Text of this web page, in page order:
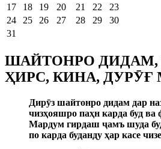
17
18 19 20 21 22
23
24
25 26 27 28 29
30
31
ШАЙТОНРО ДИДАМ,
ҲИРС, КИНА,
Дирӯз шайтонро дидам дар
чизҳояшро паҳн карда буд ва
Мардум гирдаш ҷамъ шуда
по карда буданду ҳар касе